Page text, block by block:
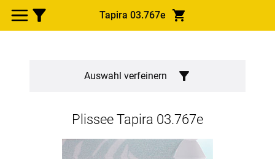
Tapira 03.767e
Auswahl verfeinern
Plissee Tapira 03.767e